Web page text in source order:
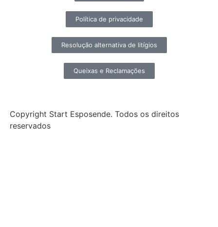
Política de privacidade
Resolução alternativa de litígios
Queixas e Reclamações
Copyright Start Esposende. Todos os direitos
reservados